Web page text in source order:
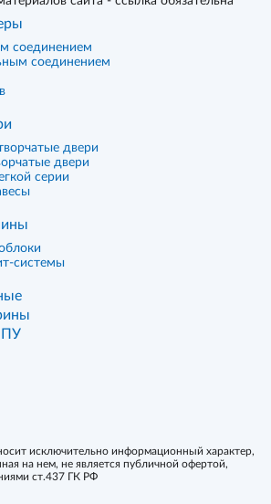
соединением
соединением
двери
двери
серии
системы
исключительно информационный характер,
на нем, не является публичной офертой,
ст.437 ГК РФ